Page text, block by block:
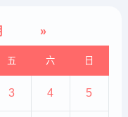
»
五 六 日
3 4 5